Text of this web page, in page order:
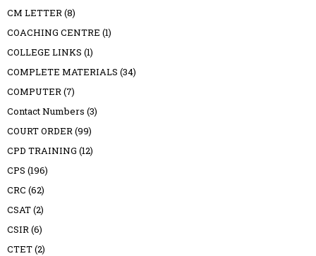
CM LETTER(8)
COACHING CENTRE (1)
COLLEGE LINKS (1)
COMPLETE MATERIALS (34)
COMPUTER(7)
Contact Numbers (3)
COURT ORDER(99)
CPD TRAINING (12)
CPS (196)
CRC (62)
CSAT(2)
CSIR(6)
CTET(2)